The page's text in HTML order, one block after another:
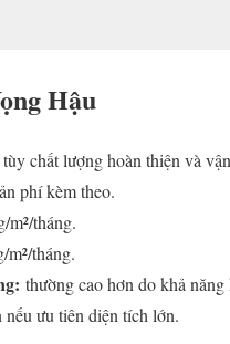
Hậu
chất lượng hoàn thiện và
phí kèm theo.
m²/tháng.
tháng.
thường cao hơn do khả
ưu tiên diện tích lớn.